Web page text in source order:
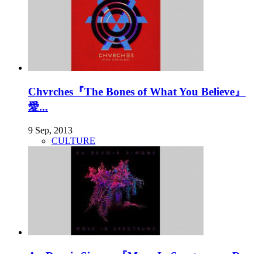
Chvrches『The Bones of What You Believe』
愛...
9 Sep, 2013
CULTURE